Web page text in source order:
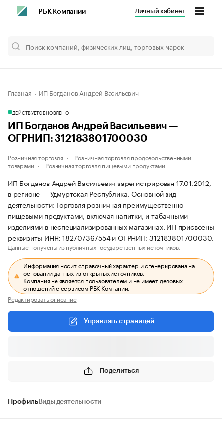
РБК Компании Личный кабинет
Главная ИП Богданов Андрей Васильевич
ДЕЙСТВУЕТОБНОВЛЕНО
ИП Богданов Андрей Васильевич —
ОГРНИП: 312183801700030
Розничная торговля
Розничная торговля продовольственными
товарами
Розничная торговля пищевыми продуктами
ИП Богданов Андрей Васильевич зарегистрирован 17.01.2012,
в регионе — Удмуртская Республика. Основной вид
деятельности: Торговля розничная преимущественно
пищевыми продуктами, включая напитки, и табачными
изделиями в неспециализированных магазинах. ИП присвоены
реквизиты ИНН: 182707367554 и ОГРНИП: 312183801700030.
Данные получены из публичных государственных источников.
Информация носит справочный характер и сгенерирована на
основании данных из открытых источников.
Компания не является пользователем и не имеет деловых
отношений с сервисом РБК Компании.
Редактировать описание
Управлять страницей
Поделиться
ПрофильВиды деятельности